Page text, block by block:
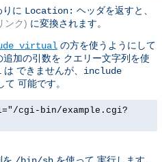
りに Location: ヘッダを返すと、
ンク) に変換されます。
virtual の方を使うようにして
加の引数を クエリー文字列を使
は できませんが、 include
可能です。
cgi-bin/example.cgi?